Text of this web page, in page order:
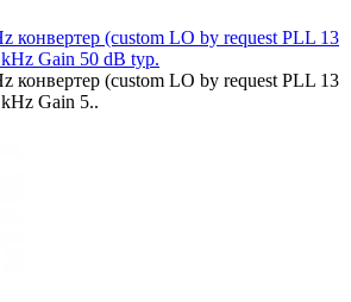
конвертер (custom LO by request PLL 13
Gain 50 dB typ.
конвертер (custom LO by request PLL 13
Gain 5..